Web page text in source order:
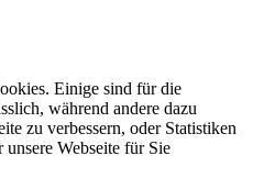
Einige sind für die
während andere dazu
zu verbessern, oder Statistiken
Webseite für Sie